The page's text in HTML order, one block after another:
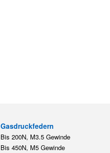
Gasdruckfedern
Bis 200N, M3.5 Gewinde
Bis 450N, M5 Gewinde